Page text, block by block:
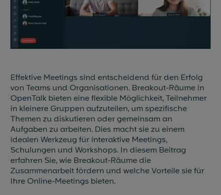
Blog & News
Events
Referenzen
Jobs
Presse
Effektive Meetings sind entscheidend für den Erfolg
von Teams und Organisationen. Breakout-Räume in
OpenTalk bieten eine flexible Möglichkeit, Teilnehmer
in kleinere Gruppen aufzuteilen, um spezifische
Themen zu diskutieren oder gemeinsam an
Aufgaben zu arbeiten. Dies macht sie zu einem
idealen Werkzeug für interaktive Meetings,
Schulungen und Workshops. In diesem Beitrag
erfahren Sie, wie Breakout-Räume die
Zusammenarbeit fördern und welche Vorteile sie für
Ihre Online-Meetings bieten.